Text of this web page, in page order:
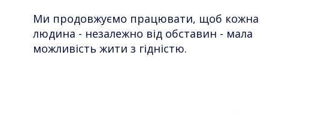
Ми продовжуємо працювати, щоб кожна
людина - незалежно від обставин - мала
можливість жити з гідністю.